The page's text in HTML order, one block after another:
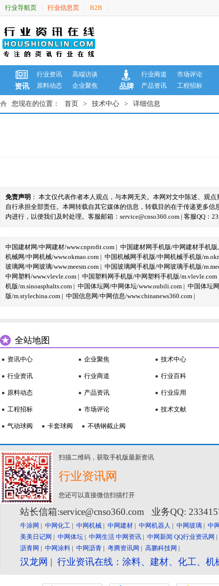
行业导航页 行业信息页 B2B
资讯
行业资讯
高端访谈
原料动态
企业聚焦 品牌
行业商道
市场评论
产品资讯
工程招标
您现在的位置： 首页 > 技术中心 > 详细信息
免责声明 ： 本文仅代表作者本人观点，与本网无关。本网对文中陈述、观
自行承担全部责任。本网转载自其它媒体的信息，转载目的在于传递更多
内进行，以便我们及时处理。客服邮箱：service@cnso360.com | 客服QQ：
中国建材网/中网建材/www.cnprofit.com | 中国建材网手机版/中网建材手机版
机械网/中网机械/www.okmao.com | 中国机械网手机版/中网机械手机版/
玻璃网/中网玻璃/www.meesm.com | 中国玻璃网手机版/中网玻璃手机版/
中网塑料/www.vlevle.com | 中国塑料网手机版/中网塑料手机版/m.vlevle.com
机版/m.sinoasphalts.com | 中国体坛网/中网体坛/www.oubili.com | 中国体坛
版/m.stylechina.com | 中国信息网/中网信息/www.chinanews360.com |
全站地图
资讯中心
行业资讯
原料动态
工程招标
企业聚焦
行业商道
产品资讯
市场评论
技术中心
行业百科
行业应用
技术文献
气动球阀 卡套球阀 不锈钢截止阀
扫描二维码，获取手机版最新资讯
行业资讯网
您还可以直接微信扫描打开
站长信箱:service@cnso360.com 业务QQ:
牛涂网 | 中网化工 | 中网机械 | 中网建材 | 中网机器人 | 中网玻璃 | 中
美美日记网 | 中网体坛 | 中网生活 中网资讯 | 中网新闻 QQ行业资讯网
沥青网 | 中网涂料 | 中网沥青 | 考腾资讯网 | 高鹏科技网 |
汉龙网 | 行业资讯在线：涂料、建材、化工、